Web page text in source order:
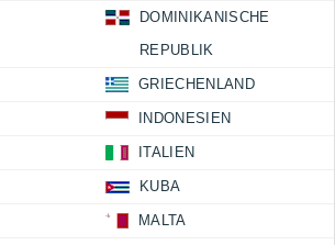
DOMINIKANISCHE
REPUBLIK
GRIECHENLAND
INDONESIEN
ITALIEN
KUBA
MALTA